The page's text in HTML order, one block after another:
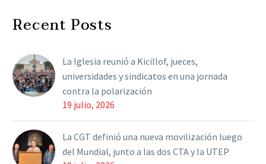
expresión sobre “la
Recent Posts
La Iglesia reunió a Kicillof, jueces,
universidades y sindicatos en una jornada
contra la polarización
19 julio, 2026
La CGT definió una nueva movilización luego
del Mundial, junto a las dos CTA y la UTEP